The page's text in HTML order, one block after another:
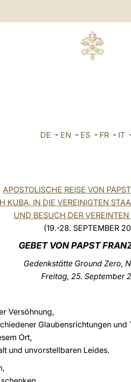
DE - EN - ES - FR - IT
APOSTOLISCHE REISE VON
KUBA, IN DIE VEREINIGTEN
UND BESUCH DER
(19.-28. SEPTEMBER
GEBET VON PAPST
Gedenkstätte Ground Zero,
Freitag, 25. September
Versöhnung,
Glaubensrichtungen und
Ort,
und unvorstellbaren Leides.